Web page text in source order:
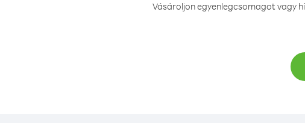
Vásároljon egyenlegcsomagot vagy